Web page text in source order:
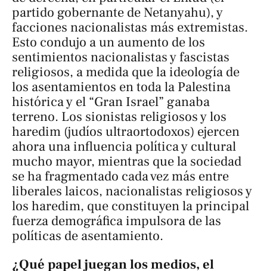
partido gobernante de Netanyahu), y
facciones nacionalistas más extremistas.
Esto condujo a un aumento de los
sentimientos nacionalistas y fascistas
religiosos, a medida que la ideología de
los asentamientos en toda la Palestina
histórica y el “Gran Israel” ganaba
terreno. Los sionistas religiosos y los
haredim (judíos ultraortodoxos) ejercen
ahora una influencia política y cultural
mucho mayor, mientras que la sociedad
se ha fragmentado cada vez más entre
liberales laicos, nacionalistas religiosos y
los haredim, que constituyen la principal
fuerza demográfica impulsora de las
políticas de asentamiento.
¿Qué papel juegan los medios, el